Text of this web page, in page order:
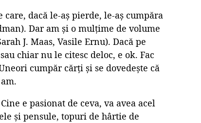
dacă le-aș pierde, le-aș cumpăra
Dar am și o mulțime de volume
J. Maas, Vasile Ernu). Dacă pe
chiar nu le citesc deloc, e ok. Fac
cumpăr cărți și se dovedește că
e pasionat de ceva, va avea acel
și pensule, topuri de hârtie de